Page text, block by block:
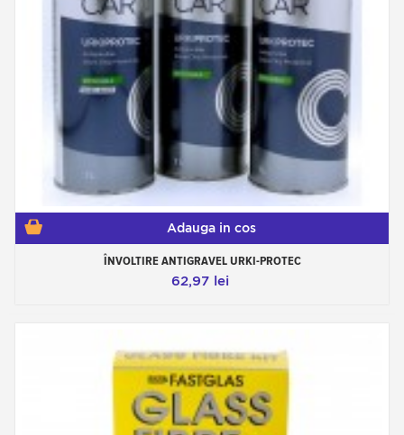
Adauga in cos
ÎNVOLTIRE ANTIGRAVEL URKI-PROTEC
62,97 lei